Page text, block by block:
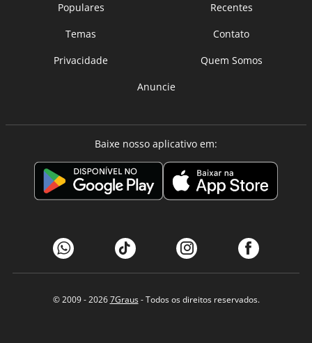
Populares
Recentes
Temas
Contato
Privacidade
Quem Somos
Anuncie
Baixe nosso aplicativo em:
© 2009 - 20267Graus- Todos os direitos reservados.